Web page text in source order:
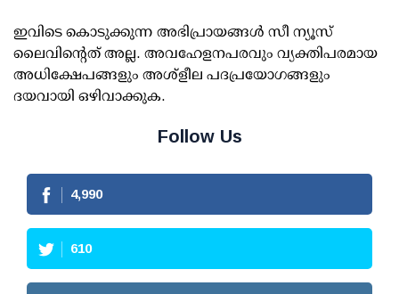
ഇവിടെ കൊടുക്കുന്ന അഭിപ്രായങ്ങള്‍ സീ ന്യൂസ്
ലൈവിന്റെത് അല്ല. അവഹേളനപരവും വ്യക്തിപരമായ
അധിക്ഷേപങ്ങളും അശ്‌ളീല പദപ്രയോഗങ്ങളും
ദയവായി ഒഴിവാക്കുക.
Follow Us
4,990
610